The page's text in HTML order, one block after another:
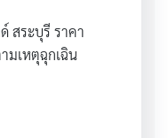
สระบุรี ราคา
มเหตุฉุกเฉิน